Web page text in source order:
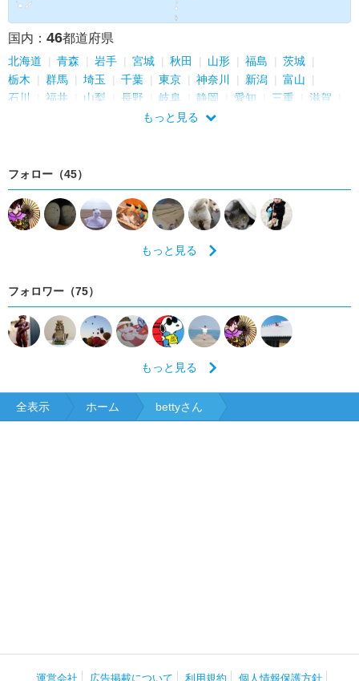
国内： 46都道府県
北海道 青森 岩手 宮城 秋田 山形 福島
茨城
栃木
群馬 埼玉 千葉 東京 神奈川 新潟
富山
石川
福井 山梨 長野 岐阜 静岡 愛知 三重
滋賀
和歌山 鳥取
もっと見る
フォロー（45）
もっと見る
フォロワー（75）
もっと見る
全表示 ホーム bettyさん
運営会社 広告掲載について 利用規約 個人情報保護方針